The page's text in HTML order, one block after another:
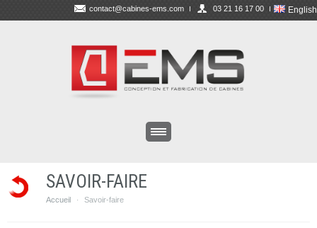
English
contact@cabines-ems.com 03 21 16 17 00
SAVOIR-FAIRE
Accueil · Savoir-faire